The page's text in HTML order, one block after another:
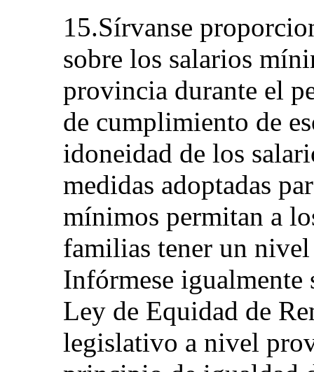
15.Sírvanse
sobre los salarios
provincia durante el
de cumplimiento de
idoneidad de los
medidas adoptadas
mínimos permitan a
familias tener un
Infórmese igualmente
Ley de Equidad de
legislativo a nivel